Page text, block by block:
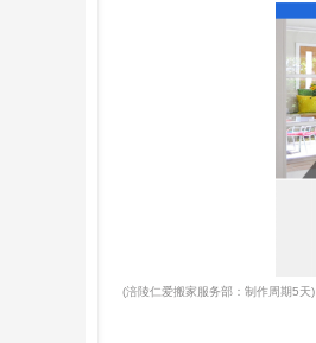
(涪陵仁爱搬家服务部：制作周期5天)